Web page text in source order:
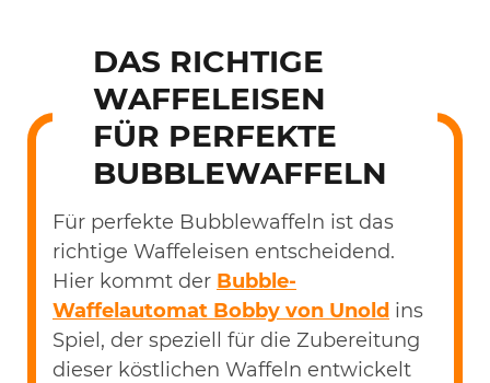
DAS RICHTIGE
WAFFELEISEN
FÜR PERFEKTE
BUBBLEWAFFELN
Für perfekte Bubblewaffeln ist das
richtige Waffeleisen entscheidend.
Hier kommt der Bubble-
Waffelautomat Bobby von Unold ins
Spiel, der speziell für die Zubereitung
dieser köstlichen Waffeln entwickelt